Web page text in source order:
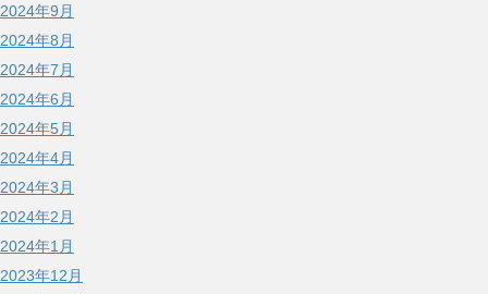
2024年9月
2024年8月
2024年7月
2024年6月
2024年5月
2024年4月
2024年3月
2024年2月
2024年1月
2023年12月